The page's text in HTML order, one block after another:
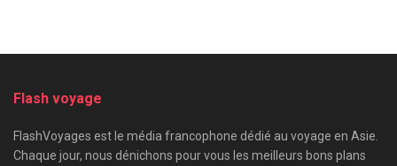
Flash voyage
FlashVoyages est le média francophone dédié au voyage en Asie.
Chaque jour, nous dénichons pour vous les meilleurs bons plans